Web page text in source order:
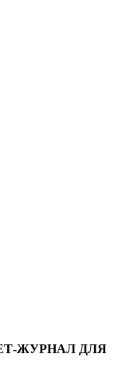
ЖУРНАЛ ДЛЯ